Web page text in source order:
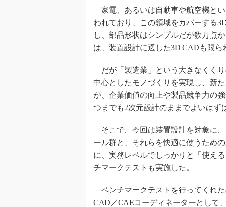
家電、あるいは自動車や航空機と
われており、この領域をカバーする
し、部品形状はシンプルだが数万点
は、装置設計に適した3D CADも限ら
だが「製造業」という大きなくく
中心としたモノづくりを実現し、新
が、企業価値の向上や製品競争力の
つまでも2次元設計のままでよいはず
そこで、今回は装置設計を対象に
ール群と、それらを快適に使うため
に、実務レベルでしっかりと「使え
チマークテストも実施した。
ベンチマークテストを行ってくれ
CAD／CAEコーディネーターとして